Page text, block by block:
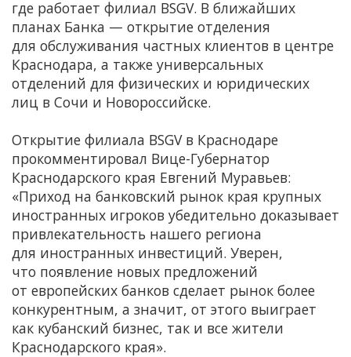
где работает филиал BSGV. В ближайших
планах Банка — открытие отделения
для обслуживания частных клиентов в центре
Краснодара, а также универсальных
отделений для физических и юридических
лиц в Сочи и Новороссийске.
Открытие филиала BSGV в Краснодаре
прокомментировал Вице-Губернатор
Краснодарского края Евгений Муравьев:
«Приход на банковский рынок края крупных
иностранных игроков убедительно доказывает
привлекательность нашего региона
для иностранных инвестиций. Уверен,
что появление новых предложений
от европейских банков сделает рынок более
конкурентным, а значит, от этого выиграет
как кубанский бизнес, так и все жители
Краснодарского края».